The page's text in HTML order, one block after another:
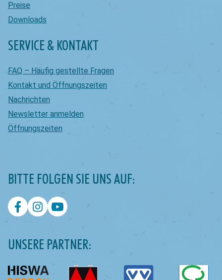
Preise
Downloads
SERVICE & KONTAKT
FAQ – Häufig gestellte Fragen
Kontakt und Öffnungszeiten
Nachrichten
Newsletter anmelden
Öffnungszeiten
BITTE FOLGEN SIE UNS AUF:
UNSERE PARTNER: